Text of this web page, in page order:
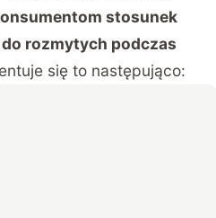
stosunek
rozmytych podczas
się to następująco: